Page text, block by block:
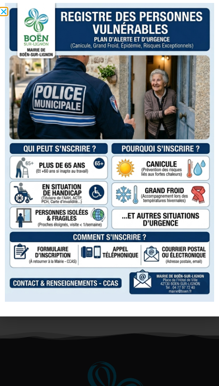
Ce chantier est rémunéré, grâce à l’intervention de
l’association « Main d’œuvre à disposition » qui se
charge, pour le compte du CCAS de faire un contrat
de travail et des fiches de paie à l’intéressé. Ce
dernier peut donc, avec le salaire qu’il percevra,
régler directement sa dette.
De l’avis unanime des administrateurs du CCAS, c’est
un dispositif qui fonctionne bien et qui permet aussi à
certains bénéficiaires d’avoir une première
expérience de travail ou de se faire accompagner par
des structures comme le Comité Local pour l’Emploi.
Collecte de vêtements
La collecte de vêtements a lieu le 1er samedi du mois
de 10h00 à 11h00 à l’adresse suivante : 2 rue des
Vingtains.
La distribution des vêtements a lieu les jeudis des
semaines paires de 9h00 à 11h00.